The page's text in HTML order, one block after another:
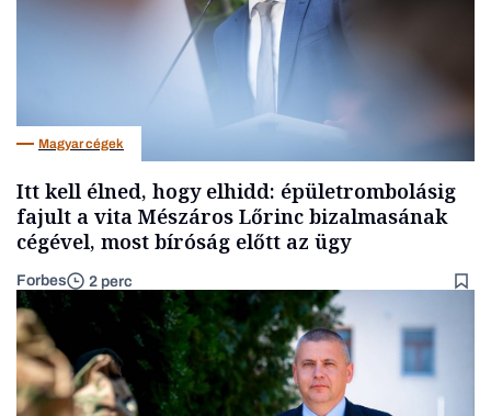
Magyar cégek
Itt kell élned, hogy elhidd: épületrombolásig
fajult a vita Mészáros Lőrinc bizalmasának
cégével, most bíróság előtt az ügy
Forbes 2 perc